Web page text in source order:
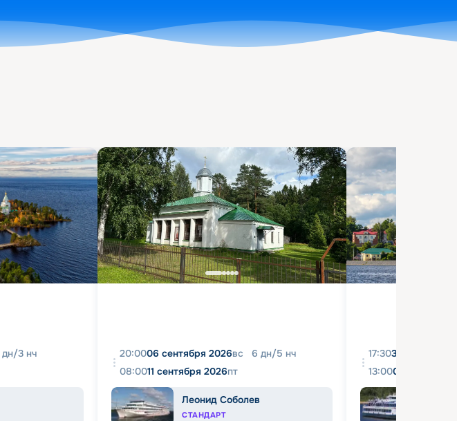
дн/3 нч
20:0006 сентября 2026вс 6 дн/5 нч
08:0011 сентября 2026пт
Леонид Соболев
СТАНДАРТ
17:3031 августа
13:0004 сентября